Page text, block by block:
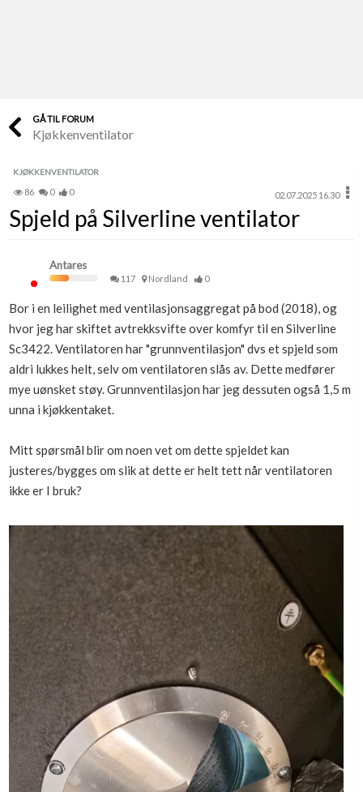
Finn håndverkere
Papirer som mangler
Skaff dokumentasjon som mangler
Kundeservice
Få svar på det du lurer på
Kom i gang med Boligmappa
Se din bolig? Klikk her
Boligmappa+
Få mer ut av Boligmappa
Nytt
GÅ TIL FORUM
Kjøkkenventilator
KJØKKENVENTILATOR
86 0 0 02.07.2025 16.30
Spjeld på Silverline ventilator
Antares
117 Nordland 0
Bor i en leilighet med ventilasjonsaggregat på bod (2018), og
hvor jeg har skiftet avtrekksvifte over komfyr til en Silverline
Sc3422. Ventilatoren har "grunnventilasjon" dvs et spjeld som
aldri lukkes helt, selv om ventilatoren slås av. Dette medfører
mye uønsket støy. Grunnventilasjon har jeg dessuten også 1,5 m
unna i kjøkkentaket.
Mitt spørsmål blir om noen vet om dette spjeldet kan
justeres/bygges om slik at dette er helt tett når ventilatoren
ikke er I bruk?